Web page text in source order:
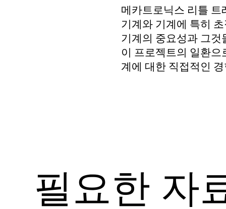
메카트로닉스 리틀
기계와 기계에 특히
기계의 중요성과 그
이 프로젝트의 일환
계에 대한 직접적인
필요한 자